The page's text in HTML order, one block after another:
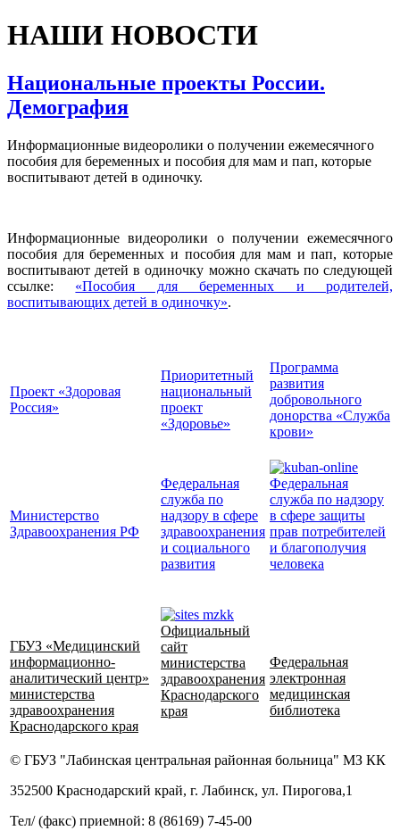
НАШИ НОВОСТИ
Национальные проекты России.
Демография
Информационные видеоролики о получении ежемесячного
пособия для беременных и пособия для мам и пап, которые
воспитывают детей в одиночку.
Информационные видеоролики о получении ежемесячного
пособия для беременных и пособия для мам и пап, которые
воспитывают детей в одиночку можно скачать по следующей
ссылке: «Пособия для беременных и родителей,
воспитывающих детей в одиночку».
Проект «Здоровая
Россия»
Приоритетный
национальный
проект
«Здоровье»
Программа
развития
добровольного
донорства «Служба
крови»
Министерство
Здравоохранения РФ
Федеральная
служба по
надзору в сфере
здравоохранения
и социального
развития
Федеральная
служба по надзору
в сфере защиты
прав потребителей
и благополучия
человека
ГБУЗ «Медицинский
информационно-
аналитический центр»
министерства
здравоохранения
Краснодарского края
Официальный
сайт
министерства
здравоохранения
Краснодарского
края
Федеральная
электронная
медицинская
библиотека
© ГБУЗ "Лабинская центральная районная больница" МЗ КК
352500 Краснодарский край, г. Лабинск, ул. Пирогова,1
Тел/ (факс) приемной: 8 (86169) 7-45-00